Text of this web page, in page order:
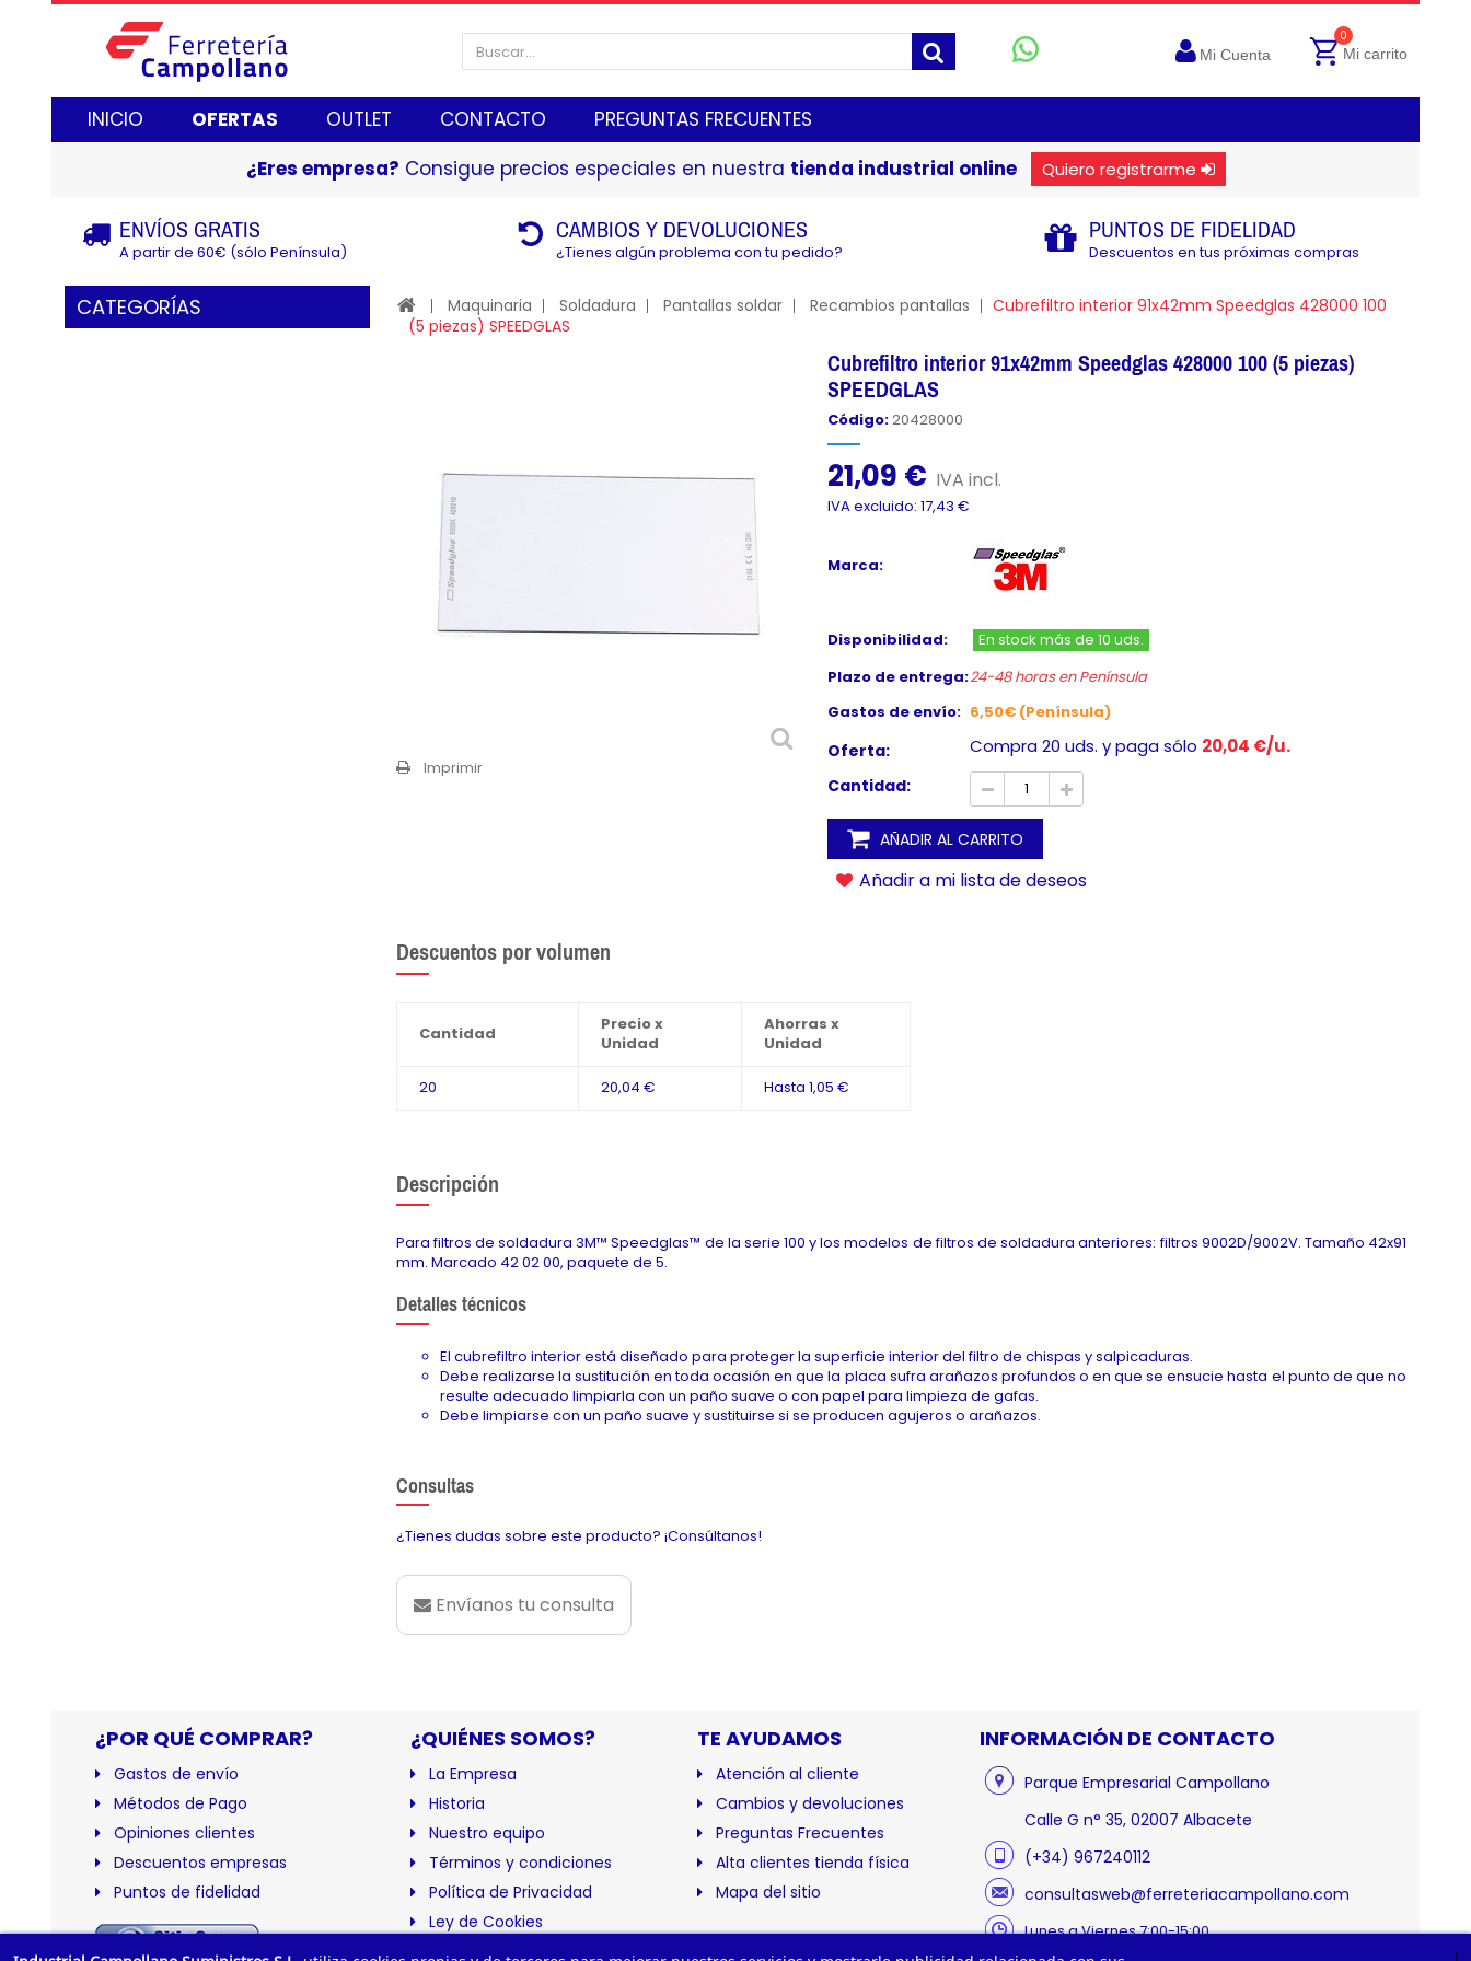
INICIO OFERTAS OUTLET CONTACTO PREGUNTAS FRECUENTES
Mi Cuenta
0
Mi carrito
¿Eres empresa? Consigue precios especiales en nuestra tienda industrial online Quiero registrarme
ENVÍOS GRATIS
A partir de 60€ (sólo Península)
CAMBIOS Y DEVOLUCIONES
¿Tienes algún problema con tu pedido?
PUNTOS DE FIDELIDAD
Descuentos en tus próximas compras
CATEGORÍAS Maquinaria Soldadura Pantallas soldar Recambios pantallas
Cubrefiltro interior 91x42mm Speedglas 428000 100
(5 piezas) SPEEDGLAS
Imprimir
Cubrefiltro interior 91x42mm Speedglas 428000 100 (5 piezas)
SPEEDGLAS
Código:20428000
21,09 € IVA incl.
IVA excluido: 17,43 €
Marca:
Disponibilidad:
En stock más de 10 uds.
Plazo de entrega:24-48 horas en Península
Gastos de envío: 6,50€ (Península)
Oferta: Compra 20 uds. y paga sólo 20,04 €/u.
Cantidad:
AÑADIR AL CARRITO
Añadir a mi lista de deseos
Descuentos por volumen
Cantidad
Precio x
Unidad
Ahorras x
Unidad
20 20,04 € Hasta 1,05 €
Descripción
Para filtros de soldadura 3M™ Speedglas™ de la serie 100 y los modelos de filtros de soldadura anteriores: filtros 9002D/9002V. Tamaño 42x91
mm. Marcado 42 02 00, paquete de 5.
Detalles técnicos
El cubrefiltro interior está diseñado para proteger la superficie interior del filtro de chispas y salpicaduras.
Debe realizarse la sustitución en toda ocasión en que la placa sufra arañazos profundos o en que se ensucie hasta el punto de que no
resulte adecuado limpiarla con un paño suave o con papel para limpieza de gafas.
Debe limpiarse con un paño suave y sustituirse si se producen agujeros o arañazos.
Consultas
¿Tienes dudas sobre este producto? ¡Consúltanos!
Envíanos tu consulta
¿POR QUÉ COMPRAR?
Gastos de envío
Métodos de Pago
Opiniones clientes
Descuentos empresas
Puntos de fidelidad
¿QUIÉNES SOMOS?
La Empresa
Historia
Nuestro equipo
Términos y condiciones
Política de Privacidad
Ley de Cookies
Certificación
TE AYUDAMOS
Atención al cliente
Cambios y devoluciones
Preguntas Frecuentes
Alta clientes tienda física
Mapa del sitio
INFORMACIÓN DE CONTACTO
Parque Empresarial Campollano
Calle G n° 35, 02007 Albacete
(+34) 967240112
consultasweb@ferreteriacampollano.com
Lunes a Viernes 7:00-15:00